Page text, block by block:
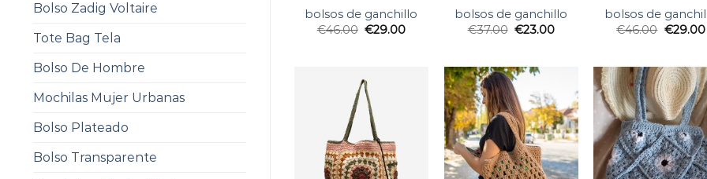
Bolso Zadig Voltaire
Tote Bag Tela
Bolso De Hombre
Mochilas Mujer Urbanas
Bolso Plateado
Bolso Transparente
bolsos de ganchillo
€46.00 €29.00
bolsos de ganchillo
€37.00 €23.00
bolsos de
€46.00 €29.00